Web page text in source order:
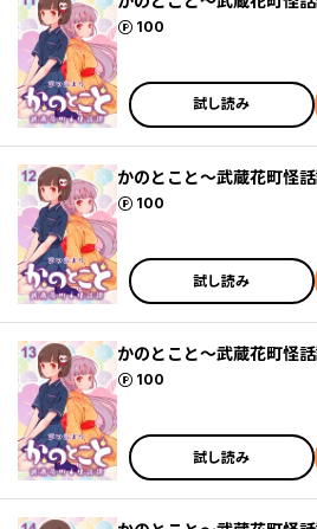
100
ポイント
試し読み
かのとこと～武蔵花町怪
100
ポイント
試し読み
かのとこと～武蔵花町怪
100
ポイント
試し読み